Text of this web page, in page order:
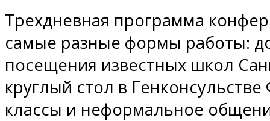
Трехдневная программа
самые разные формы работы:
посещения известных школ
круглый стол в
классы и неформальное